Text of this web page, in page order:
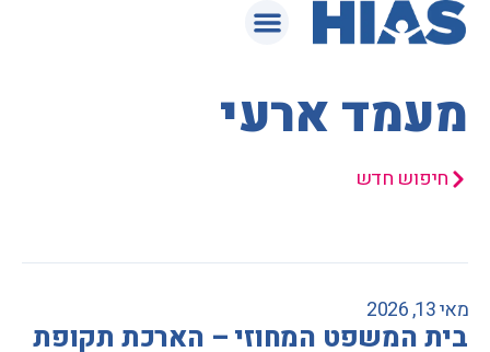
מעמד ארעי
חיפוש חדש
מאי 13, 2026
בית המשפט המחוזי – הארכת תקופת